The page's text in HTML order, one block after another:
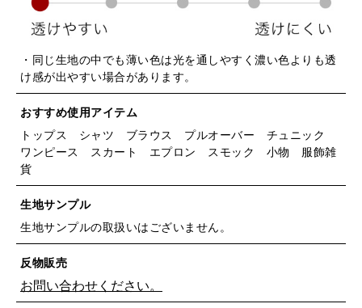
・同じ生地の中でも薄い色は光を通しやすく濃い色よりも透
け感が出やすい場合があります。
おすすめ使用アイテム
トップス シャツ ブラウス プルオーバー チュニック
ワンピース スカート エプロン スモック 小物 服飾雑
貨
生地サンプル
生地サンプルの取扱いはございません。
反物販売
お問い合わせください。